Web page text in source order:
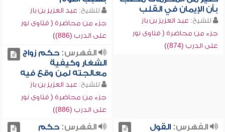
بأن الإيمان في القلب
للشيخ: عبد العزيز بن باز
جزء من محاضرة ( فتاوى نور
على الدرب (874))
للشيخ: عبد العزيز بن باز
جزء من محاضرة ( فتاوى نور
على الدرب (886))
الفهرس:حكم زواج
الشغار وكيفية
معالجته لمن وقع فيه
للشيخ: عبد العزيز بن باز
جزء من محاضرة ( فتاوى نور
على الدرب (886))
الفهرس:القول
الفهرس:حكم